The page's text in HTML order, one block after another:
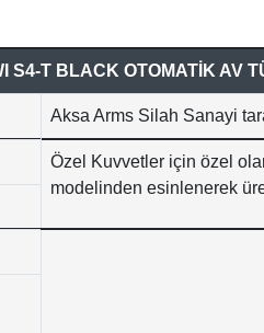
S4-T BLACK OTOMATİK AV
Aksa Arms Silah Sanayi
Özel Kuvvetler için özel
modelinden esinlenerek